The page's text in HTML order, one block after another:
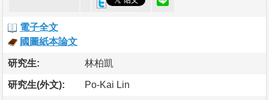
電子全文
國圖紙本論文
研究生: 林柏凱
研究生(外文): Po-Kai Lin